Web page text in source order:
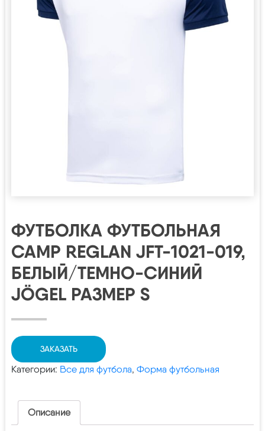
ФУТБОЛКА ФУТБОЛЬНАЯ
CAMP REGLAN JFT-1021-019,
БЕЛЫЙ/ТЕМНО-СИНИЙ
JÖGEL РАЗМЕР S
ЗАКАЗАТЬ
Категории: Все для футбола, Форма футбольная
Описание